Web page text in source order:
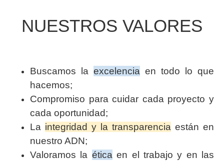
NUESTROS VALORES
Buscamos la excelencia en todo lo que
hacemos;
Compromiso para cuidar cada proyecto y
cada oportunidad;
La integridad y la transparencia están en
nuestro ADN;
Valoramos la éticaen el trabajo y en las